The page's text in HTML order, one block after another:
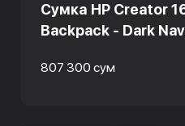
Сумка HP Creator
Backpack - Dark
807 300 сум